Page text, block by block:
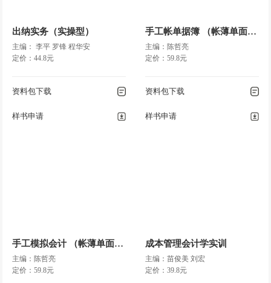
出纳实务（实操型）
主编： 李平 罗锋 程华安
定价：44.8元
资料包下载
样书申请
手工帐单据簿 （帐薄单面印）
主编：陈哲亮
定价：59.8元
资料包下载
样书申请
手工模拟会计 （帐薄单面印）
主编：陈哲亮
定价：59.8元
成本管理会计学实训
主编：苗俊美 刘宏
定价：39.8元